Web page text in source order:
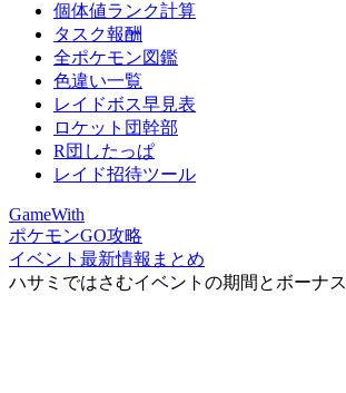
個体値ランク計算
タスク報酬
全ポケモン図鑑
色違い一覧
レイドボス早見表
ロケット団幹部
R団したっぱ
レイド招待ツール
GameWith
ポケモンGO攻略
イベント最新情報まとめ
ハサミではさむイベントの期間とボーナス